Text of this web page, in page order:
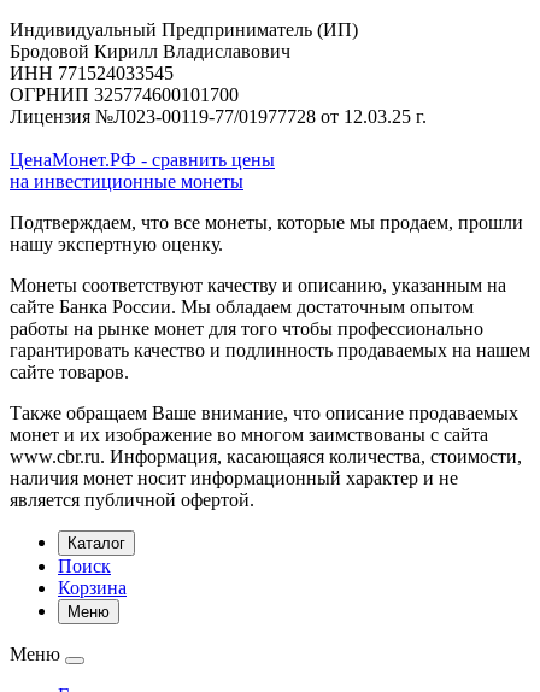
Индивидуальный Предприниматель (ИП)
Бродовой Кирилл Владиславович
ИНН 771524033545
ОГРНИП 325774600101700
Лицензия №Л023-00119-77/01977728 от 12.03.25 г.
ЦенаМонет.РФ - сравнить цены
на инвестиционные монеты
Подтверждаем, что все монеты, которые мы продаем, прошли
нашу экспертную оценку.
Монеты соответствуют качеству и описанию, указанным на
сайте Банка России. Мы обладаем достаточным опытом
работы на рынке монет для того чтобы профессионально
гарантировать качество и подлинность продаваемых на нашем
сайте товаров.
Также обращаем Ваше внимание, что описание продаваемых
монет и их изображение во многом заимствованы с сайта
www.cbr.ru. Информация, касающаяся количества, стоимости,
наличия монет носит информационный характер и не
является публичной офертой.
Каталог
Поиск
Корзина
Меню
Меню